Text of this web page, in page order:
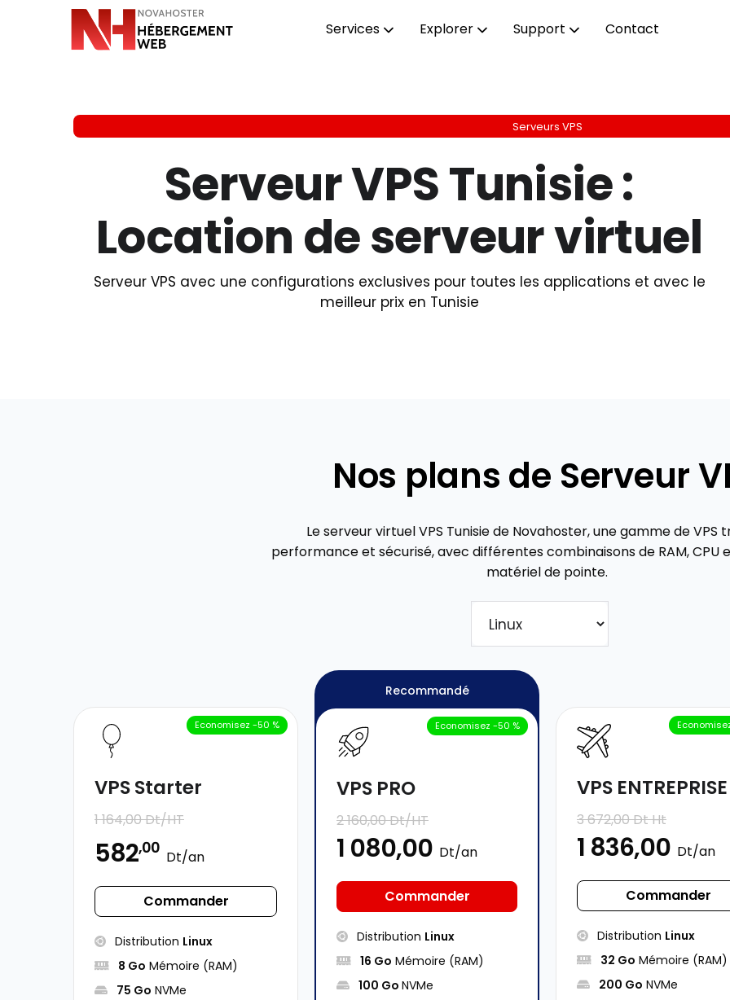
Services Explorer Support Contact
Serveurs VPS
Serveur VPS Tunisie :
Location de serveur virtuel
Serveur VPS avec une configurations exclusives pour toutes les applications et avec le
meilleur prix en Tunisie
Nos plans de Serveur
Le serveur virtuel VPS Tunisie de Novahoster, une gamme de VPS
performance et sécurisé, avec différentes combinaisons de RAM, CPU
matériel de pointe.
Economisez -50 %
VPS Starter
1 164,00 Dt/HT
582,00 Dt/an
Commander
Distribution Linux
8 Go Mémoire (RAM)
75 Go NVMe
Recommandé
Economisez -50 %
VPS PRO
2 160,00 Dt/HT
1 080,00 Dt/an
Commander
Distribution Linux
16 Go Mémoire (RAM)
100 Go NVMe
VPS ENTREPRISE
3 672,00 Dt Ht
1 836,00 Dt/an
Commander
Distribution Linux
32 Go Mémoire (RAM)
200 Go NVMe